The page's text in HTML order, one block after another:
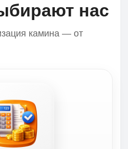
нас
камина — от